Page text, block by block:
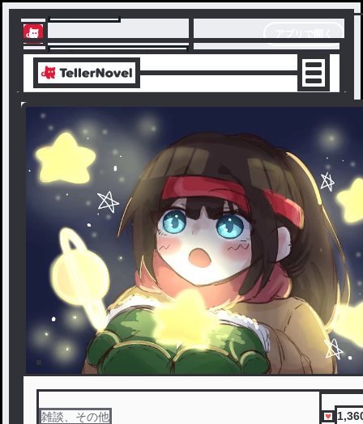
テラーノベル
アプリでサクサク楽しめる
雑談、その他